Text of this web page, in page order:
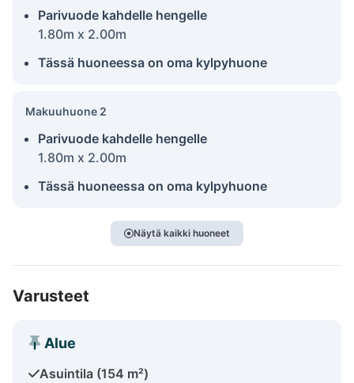
Parivuode kahdelle hengelle
1.80m x 2.00m
Tässä huoneessa on oma kylpyhuone
Makuuhuone 2
Parivuode kahdelle hengelle
1.80m x 2.00m
Tässä huoneessa on oma kylpyhuone
Näytä kaikki huoneet
Varusteet
Alue
Asuintila (154 m²)